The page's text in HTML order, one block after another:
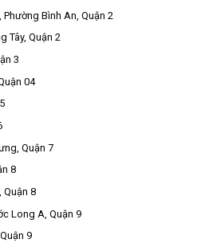
Bình An, Quận 2
Tây, Quận 2
3
04
Quận 7
8
Quận 8
Long A, Quận 9
9